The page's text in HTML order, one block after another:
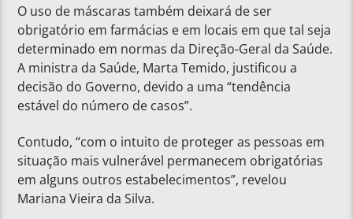
O uso de máscaras também deixará de ser
obrigatório em farmácias e em locais em que tal seja
determinado em normas da Direção-Geral da Saúde.
A ministra da Saúde, Marta Temido, justificou a
decisão do Governo, devido a uma “tendência
estável do número de casos”.
Contudo, “com o intuito de proteger as pessoas em
situação mais vulnerável permanecem obrigatórias
em alguns outros estabelecimentos”, revelou
Mariana Vieira da Silva.